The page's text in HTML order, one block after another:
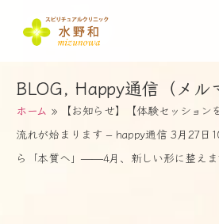
BLOG, Happy通信（メル
ホーム »
【お知らせ】【体験セッショ
流れが始まります – happy通信 3月27日
ら「本質へ」——4月、新しい形に整えま